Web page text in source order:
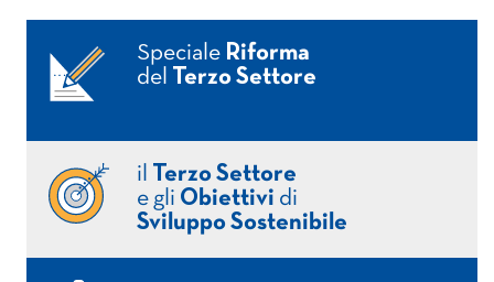
Speciale Riforma
del
Terzo Settore
il
Terzo Settore
e gli Obiettivi di
Sviluppo Sostenibile